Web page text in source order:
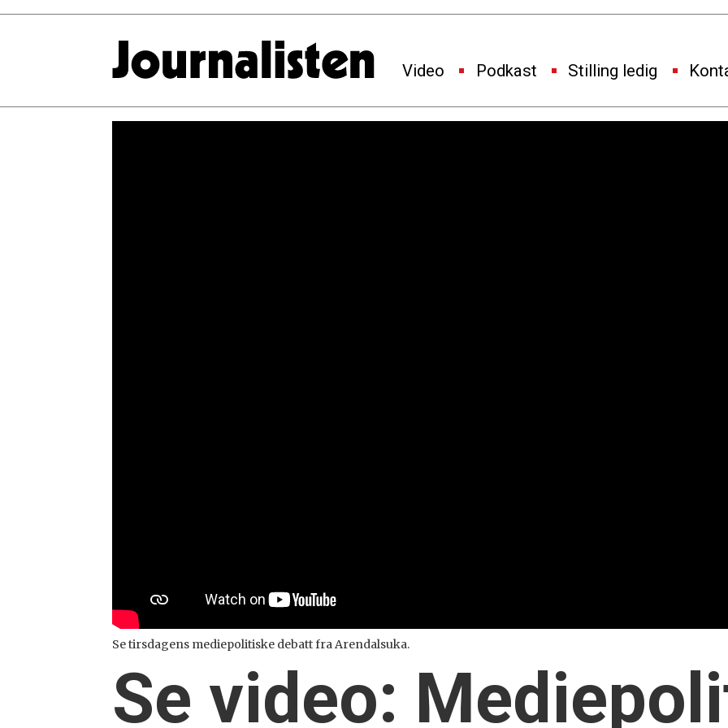
Video Podkast Stilling ledig
Se tirsdagens mediepolitiske debatt fra Arendalsuka.
Se video: